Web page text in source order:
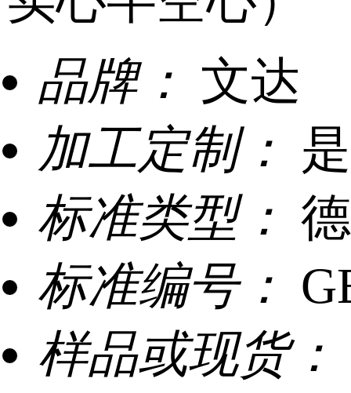
品牌： 文达
加工定制： 是
标准类型：
标准编号：
样品或现货：